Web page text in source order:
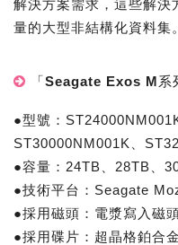
解決方案需求，這些解決
量的大型非結構化資料集。
「Seagate Exos M
●型號：
ST30000NM001K、
●容量：24TB、28TB、
●技術平台：Seagate
●採用磁頭：電漿寫入磁
●採用碟片：超晶格鉑合